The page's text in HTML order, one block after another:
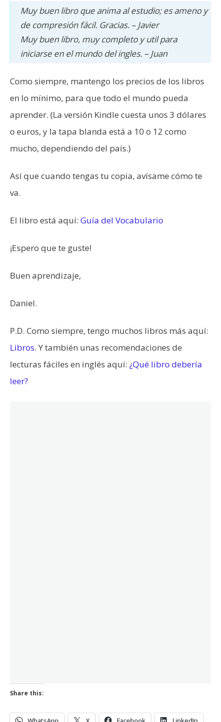
Muy buen libro que anima al estudio; es ameno y
de compresión fácil. Gracias. – Javier
Muy buen libro, muy completo y util para
iniciarse en el mundo del ingles. – Juan
Como siempre, mantengo los precios de los libros
en lo mínimo, para que todo el mundo pueda
aprender. (La versión Kindle cuesta unos 3 dólares
o euros, y la tapa blanda está a 10 o 12 como
mucho, dependiendo del país.)
Así que cuando tengas tu copia, avísame cómo te
va.
El libro está aquí: Guía del Vocabulario
¡Espero que te guste!
Buen aprendizaje,
Daniel.
P.D. Como siempre, tengo muchos libros más aquí:
Libros. Y también unas recomendaciones de
lecturas fáciles en inglés aquí: ¿Qué libro debería
leer?
Share this: